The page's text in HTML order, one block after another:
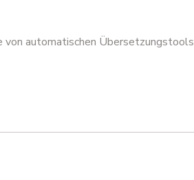
automatischen